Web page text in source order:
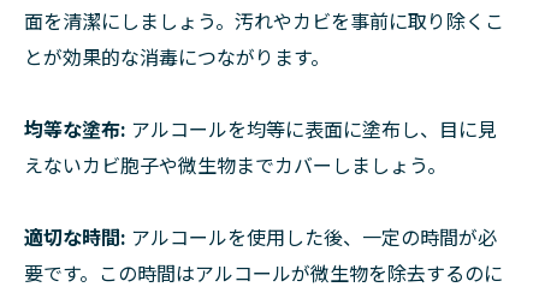
面を清潔にしましょう。汚れやカビを事前に取り除くこ
とが効果的な消毒につながります。
均等な塗布: アルコールを均等に表面に塗布し、目に見
えないカビ胞子や微生物までカバーしましょう。
適切な時間: アルコールを使用した後、一定の時間が必
要です。この時間はアルコールが微生物を除去するのに